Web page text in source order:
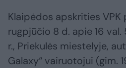
Klaipėdos apskrities VPK
rugpjūčio 8 d. apie 16 val.
r., Priekulės miestelyje,
Galaxy“ vairuotojui (gim.